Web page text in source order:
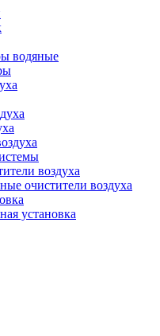
водяные
воздуха
очистители воздуха
установка